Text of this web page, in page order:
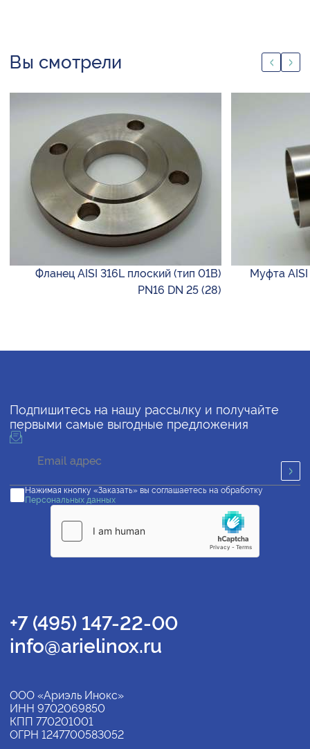
Вы смотрели
Фланец AISI 316L плоский (тип 01B)
PN16 DN 25 (28)
Муфта AISI
Подпишитесь на нашу рассылку и получайте
первыми самые выгодные предложения
Нажимая кнопку «Заказать» вы соглашаетесь на обработку
Персональных данных
+7 (495) 147-22-00
info@arielinox.ru
ООО «Ариэль Инокс»
ИНН 9702069850
КПП 770201001
ОГРН 1247700583052